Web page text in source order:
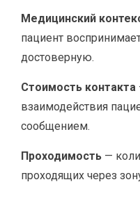
Медицинский
пациент
достоверную.
Стоимость контакта
взаимодействия
сообщением.
Проходимость —
проходящих через